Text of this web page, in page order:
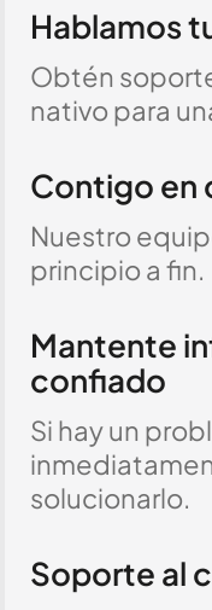
Hablamos
Obtén
nativo para
Contigo en
Nuestro
principio a fin.
Mantente
confiado
Si hay un
solucionarlo.
Soporte al